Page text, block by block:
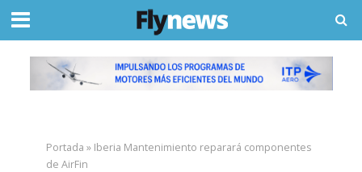
Portada » Iberia Mantenimiento reparará componentes
de AirFin